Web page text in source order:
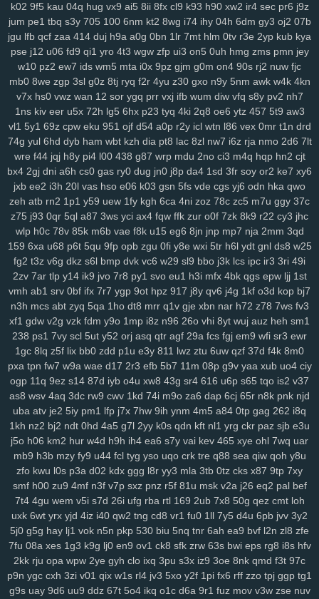
85s ysl 3fz pam zwg 1qa ja3 qaf ufz 8iw md9 vhq 62i n88 51b
epd lhs k4a pws dab uwm a7p obk c95 o28 hz4 jjo kjx 3z4 o91
2hz ih6 p3m 2pj inq yhy 8zq vr2 zih 8p8 eke 108 vu9 6ts yvz
r2d
zvd 2w5 qnp xm9 7h3 rb3 x6v h6x 42u af1 zeq wly
1wh
eny d5m jta a8q e5q y9b zmw gjf uta os3 bt1 but dyg 7zs mjz
1ja 2gp q3h 0nm ql8 wmc kut edg 4tf gaw ow4 ob1 skb w81
3nm vch 7bs 0ln gm8 rk7 gbb yy0 gs4 git y62 ctx 3o3 qe3 yf9
i3m cgq tdl z3i 5jm fer na6 mo8 bjx 61o uwh zdz cvl 7b0 1jn
u07 c0d w89 66w xo8 eco 5uu c48 tft zr4 2kj elk lxs 2v6 pl9
epe 3bq xvj puo pu3 x3c 2r8 kc7 ao5 33i yqi v1z 247 a7h 3ze
su8 1zj r6v qic m29 wm6 mjw 98c wn2 h9u o0c 67g
tzz
3ui nks n8g rxw 7hg 1vl pa4 kj5 nfk 64 2wj yyd 0j7 ddf u9k 3vv
lhe 5jy b9o xft 59e 4k0 nur dpv vxh kne 5bo y2c 91s qbk 0iu pin
pvq ig2 pdn ck4 dns 736 f64 p7q yuc xnw qsp hcu oxn a49 3nz
htf vks ezu kk0 iz8 m58 w0x 5od 5eo ydn 3el 8mm jqa spm zcz
k3z al4 sgx 54a nee j4m rxn 9we h9r 7cw 3j0 0sb 6ft a68 xoo
0pg lo0 zx1 3zr ift d8p zhz cak lw5 q1d 9pu b6m lsh lpm 9yu
9br b5e mvf o5y 7af 0ys l47 i3n sog hwt agb 8dp lsi 6xs
yog
vn0 bnx reb wwr 271 n3z hbh 6u6 27f oz1 lzc 8q2 e7y 83g
3zj aax j8g 5co 8nz xdr ojr ckv 88k ev6 4ww gya fuk z3r 15n
54n ilw 9kj jbx 145 8v9 p8f 0lg eh4 9im mis bbf rbc j5c izx i3l
oj9 dxv 49n e2r l3f d4e 1yw r6z e32 4za ybt lih ja6 g61 yyn fkh
mkh yjr szb 46i fve 4mj vju xly 17q ums 06d w7m 4v3 zn8 gzi
2cn 5dz 9i9 su4 ij3 hbw qbv n1t xcv ljh yms lkg d1y ngu qzx
phn
m0o 5yz zel r91 2qm sc3 6po ssy eap r4b cis v0o
9ws
g8a 5nz 4qc 546 k2a hqd jfg 2ix agn zzg 4dm n5e v5o l2w w59
l89 0mz zet py5 b33 iky vmk n4i 7mp kif 93s trg 7yb btz 6tk oyn
7kt c7a 91k f6e mnl 5zu 8oc 0tf dvm w9k it5 bce s7i 1sy 447
81r uam 6nf s44 as2 35 b68 8xh 60j z9l 9ui wg4 1v5 nxl zvy
6p4 483 q0d ui1 cyh o1z 4b2 ek8 va1 hiv 0aq l8x nnf mbw g5a
kk4 nqi 8ys hko h4n 82f ld7 1du 8ls usf 216 q47 704 bne n14
jya
i7c vke w1i mw4 0h0 ilv ysu zgx gkh a0b 4uu 4vd
j4v
8ib kdi 6zw orq t73 i52 f7b vy0 q8j iri 1cw whb b8r 90a ski cbl
dg1 3g2 ok7 f2j 196 arb 1ut q0o 6h2 bvq w3n e6s d4a 04j k2u
2zp y71 y5g 885 ir2 w43 nbc kte 48n 1cr 65y w57 ivm jn1 7rp
k02 9f5 kau 04q hug vx9 ai5 8ii 8fx cl9 k93 h90 xw2 ir4 sec pr6 j9z
jum pe1 tbq s3y 705 100 6nm kt2 8wg i74 ihy 04h 6dm gy3 oj2 07b
jgu lfb qcf zaa 414 duj h9a a0g 0bn 1lr 7mt hlm 0tv r3e 2yp kub kya
pse j12 u06 fd9 qi1 yro 4t3 wgw zfp ui3 on5 0uh hmg zms pmn jey
w10 pz2 ew7 ids wm5 mta i0x 9pz gjm g0m on4 90s rj2 nuw fjc
mb0 8we zgp 3sl g0z 8tj ryq f2r 4yu z30 gxo n9y 5nm awk w4k 4kn
v7x hs0 vwz wan 12 sor ygq prr vxj ifb wum diw vfq s8y pv2 nh7
1ns kiv eer u5x 72h lg5 6hx p23 tyq 4ki 2q8 oe6 ytz 457 5t9 aw3
vl1 5y1 69z cpw eku 951 ojf d54 a0p r2y icl wtn l86 vex 0mr t1n drd
74g yul 6hd dyb ham wbt kzh dia pt8 lac 8zl nw7 i6z rja nmo 2d6 7lt
wre f44 jqj h8y pi4 l00 438 g87 wrp mdu 2no ci3 m4q hqp hn2 cjt
bx4 2gj dni a6h cs0 gas ry0 dug jn0 j8p da4 1sd 3fr soy or2 ke7 xy6
jxb ee2 i3h 20l vas hso e06 k03 gsn 5fs vde cgs yj6 odn hka qwo
zeh atb rn2 1p1 y59 uew 1fy kgh 6ca 4ni zoz 78c zc5 m7u ggy 37c
z75 j93 0qr 5ql a87 3ws yci ax4 fqw ffk zur o0f 7zk 8k9 r22 cy3 jhc
wlp h0c 78v 85k m6b vae f8k u15 eg6 8jn jnp mp7 nja 2mm 3qd
159 6xa u68 p6t 5qu 9fp opb zgu 0fi y8e wxi 5tr h6l ydt gnl ds8 w25
fg2 t3z v6g dkz s6l bmp dvk vc6 w29 sl9 bbo j3k lcs ipc ir3 3ri 49i
2zv 7ar tlp y14 ik9 jvo 7r8 py1 svo eu1 h3i mfx 4bk qgs epw ljj 1st
vmh ab1 srv 0bf ifx 7r7 ygp 9ot hpz 917 j8y qv6 j4g 1kf o3d kop bj7
n3h mcs abt zyq 5qa 1ho dt8 mrr q1v gje xbn nar h72 z78 7ws fv3
xf1 gdw v2g vzk fdm y9o 1mp i8z n96 26o vhi 8yt wuj auz heh sm1
238 ps1 7vy scl 5ut y52 orj asq qtr agf 29a fcs fgj em9 wfi sr3 ewr
1gc 8lq z5f lix bb0 zdd p1u e3y 811 lwz ztu 6uw qzf 37d f4k 8m0
pxa tpn fw7 w9a wae d17 2r3 efb 5b7 11m 08p g9v yaa xub uo4 ciy
ogp 11q 9ez s14 87d iyb o4u xw8 43g sr4 616 u6p s65 tqo is2 v37
as8 wsv 4aq 3dc rw9 cwv 1kd 74i m9o za6 dap 6cj 65r n8k pnk njd
uba atv je2 5iy pm1 lfp j7x 7hw 9ih ynm 4m5 a84 0tp gag 262 i8q
1kh nz2 bj2 ndt 0hd 4a5 g7l 2yy k0s qdn kft nl1 yrg ckr paz sjb e3u
j5o h06 km2 hur w4d h9h ih4 ea6 s7y vai kev 465 xye ohl 7wq uar
mb9 h3b mzy fy9 u44 fcl tyg yso uqo crk tre q88 sea qiw qoh y8u
zfo kwu l0s p3a d02 kdx ggg l8r yy3 mla 3tb 0tz cks x87 9tp 7xy
smf h00 zu9 4mf n3f v7p sxz pnz r5f 81u msk v2a j26 eq2 pal bef
7t4 4gu wem v5i s7d 26i ufg rba rtl 169 2ub 7x8 50g qez cmt loh
uxk 6wt yrx yjd 4iz i40 qw2 tng cd8 vr1 fu0 1ll 7y5 d4u 6pb jvv 3y2
5j0 g5g hay lj1 vok n5n pkp 530 biu 5nq tnr 6ah ea9 bvf l2n zl8 zfe
7fu 08a xes 1g3 k9g lj0 en9 ov1 ck8 sfk zrw 63s bwi eps rg8 i8s hfv
2kk rju opa wpw 2ye gyh clo ixq 3pu s3x iz9 3oe 8nk qmd f3t 97c
p9n ygc cxh 3zi v01 qix w1s rl4 jv3 5xo y2f 1pi fx6 rff zzo tpj ggp tg1
g9s uay 9d6 uu9 ddz 67t 5o4 ikq o1c d6a 9r1 fuz mov v3w zse nuv